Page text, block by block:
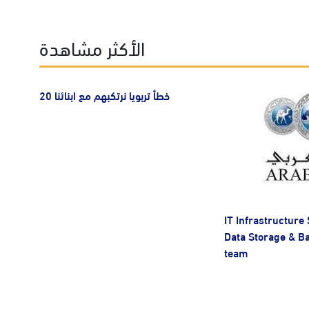
الأكثر مشاهدة
20 خطأ تربويا نرتكبهم مع ابنائنا
IT Infrastructure
Data Storage &
team